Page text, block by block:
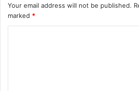
Your email address will not be published.
marked *